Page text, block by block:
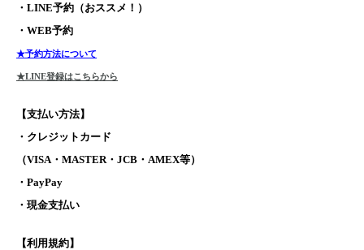
・LINE予約（おススメ！）
・WEB予約
★予約方法について
★LINE登録はこちらから
【支払い方法】
・クレジットカード
（VISA・MASTER・JCB・AMEX等）
・PayPay
・現金支払い
【利用規約】